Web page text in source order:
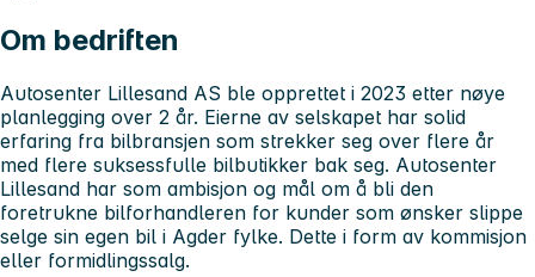
Om bedriften
Autosenter Lillesand AS ble opprettet i 2023 etter nøye
planlegging over 2 år. Eierne av selskapet har solid
erfaring fra bilbransjen som strekker seg over flere år
med flere suksessfulle bilbutikker bak seg. Autosenter
Lillesand har som ambisjon og mål om å bli den
foretrukne bilforhandleren for kunder som ønsker slippe
selge sin egen bil i Agder fylke. Dette i form av kommisjon
eller formidlingssalg.